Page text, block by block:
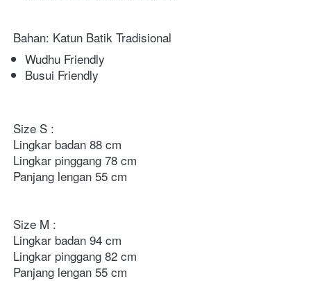
Bahan: Katun Batik Tradisional
Wudhu Friendly
Busui Friendly
Size S :
Lingkar badan 88 cm
Lingkar pinggang 78 cm
Panjang lengan 55 cm
Size M :
Lingkar badan 94 cm
Lingkar pinggang 82 cm
Panjang lengan 55 cm